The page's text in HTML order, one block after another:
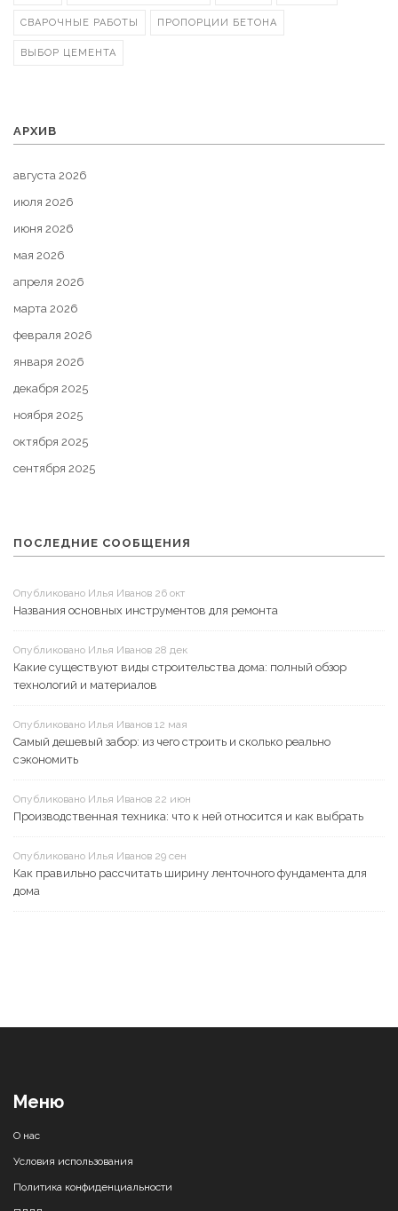
СВАРОЧНЫЕ РАБОТЫ ПРОПОРЦИИ БЕТОНА
ВЫБОР ЦЕМЕНТА
АРХИВ
августа 2026
июля 2026
июня 2026
мая 2026
апреля 2026
марта 2026
февраля 2026
января 2026
декабря 2025
ноября 2025
октября 2025
сентября 2025
ПОСЛЕДНИЕ СООБЩЕНИЯ
Опубликовано Илья Иванов 26 окт
Названия основных инструментов для ремонта
Опубликовано Илья Иванов 28 дек
Какие существуют виды строительства дома: полный обзор
технологий и материалов
Опубликовано Илья Иванов 12 мая
Самый дешевый забор: из чего строить и сколько реально
сэкономить
Опубликовано Илья Иванов 22 июн
Производственная техника: что к ней относится и как выбрать
Опубликовано Илья Иванов 29 сен
Как правильно рассчитать ширину ленточного фундамента для
дома
Меню
О нас
Условия использования
Политика конфиденциальности